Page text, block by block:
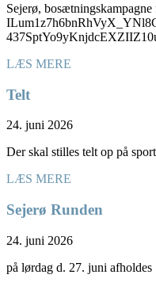
Sejerø,
LÆS MERE
Telt
24. juni 2026
Der skal stilles telt op på
LÆS MERE
Sejerø Runden
24. juni 2026
på lørdag d. 27. juni